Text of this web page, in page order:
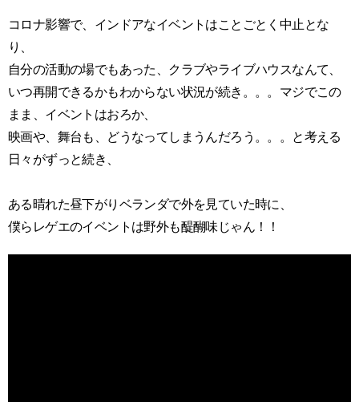
コロナ影響で、インドアなイベントはことごとく中止とな
り、
自分の活動の場でもあった、クラブやライブハウスなんて、
いつ再開できるかもわからない状況が続き。。。マジでこの
まま、イベントはおろか、
映画や、舞台も、どうなってしまうんだろう。。。と考える
日々がずっと続き、
ある晴れた昼下がりベランダで外を見ていた時に、
僕らレゲエのイベントは野外も醍醐味じゃん！！